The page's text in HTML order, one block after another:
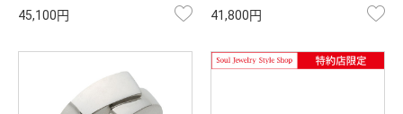
45,100円
お気に入り
41,800円